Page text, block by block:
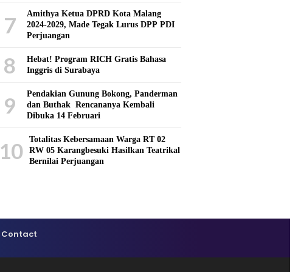
7
Amithya Ketua DPRD Kota Malang
2024-2029, Made Tegak Lurus DPP PDI
Perjuangan
8
Hebat! Program RICH Gratis Bahasa
Inggris di Surabaya
9
Pendakian Gunung Bokong, Panderman
dan Buthak Rencananya Kembali
Dibuka 14 Februari
10
Totalitas Kebersamaan Warga RT 02
RW 05 Karangbesuki Hasilkan Teatrikal
Bernilai Perjuangan
Contact